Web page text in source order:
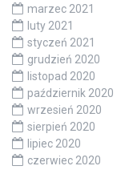
marzec 2021
luty 2021
styczeń 2021
grudzień 2020
listopad 2020
październik 2020
wrzesień 2020
sierpień 2020
lipiec 2020
czerwiec 2020